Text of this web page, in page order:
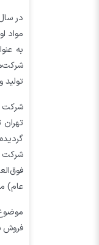
در
مواد
شرکت
عام)
فروش